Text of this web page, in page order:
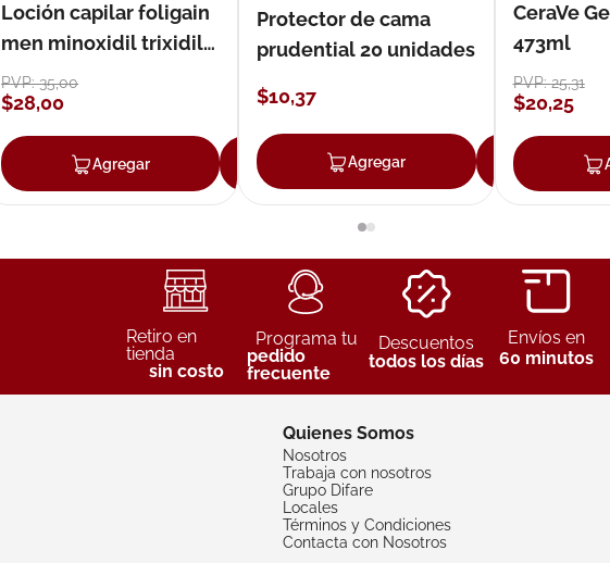
Agregar
Loción capilar foligain
men minoxidil trixidil
loción 59 ml
PVP:35,00
$28,00
Agregar Agregar
Protector de cama
prudential 20 unidades
$10,37
Agregar
CeraVe
473ml
PVP:25,31
$20,25
Retiro en
tienda
sin costo
Programa tu
pedido
frecuente
Descuentos
todos los días
Envíos en
60 minutos
Quienes Somos
Nosotros
Trabaja con nosotros
Grupo Difare
Locales
Términos y Condiciones
Contacta con Nosotros